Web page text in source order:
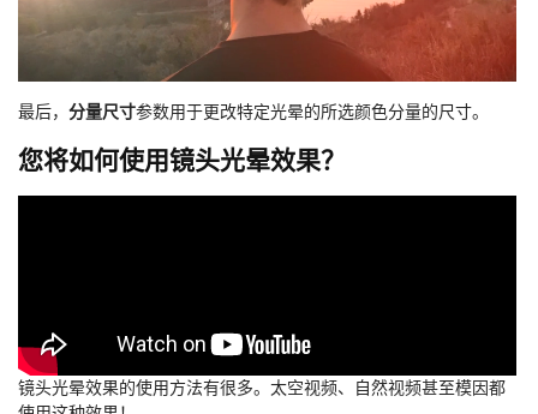
最后， 分量尺寸参数用于更改特定光晕的所选颜色分量的尺寸。
您将如何使用镜头光晕效果？
镜头光晕效果的使用方法有很多。太空视频、自然视频甚至模因都